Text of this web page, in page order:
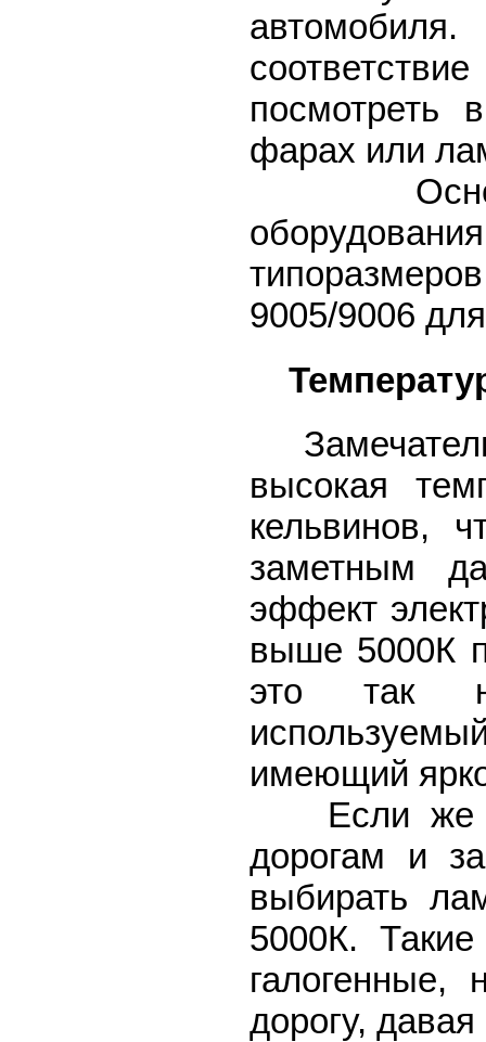
посмотреть
фарах или
9005/9006
высокая
кельвинов,
заметным
эффект
выше 5000К
это так
имеющий
Если же
дорогам и
выбирать
5000К.
галогенные,
дорогу,